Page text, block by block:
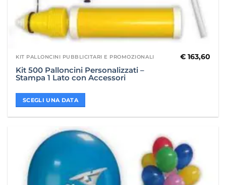
KIT PALLONCINI PUBBLICITARI E PROMOZIONALI
Kit 500 Palloncini Personalizzati –
Stampa 1 Lato con Accessori
€163,60
SCEGLI UNA DATA